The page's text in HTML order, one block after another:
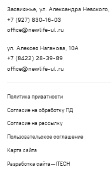
Засвияжье, ул. Александра
+7 (927) 830-16-03
office@newlife-ul.ru
ул. Алексея Наганова, 10А
+7 (8422) 28-39-89
office@newlife-ul.ru
Политика приватности
Согласие на обработку ПД
Согласие на рассылку
Пользовательское соглашение
Карта сайта
Разработка сайта — ITECH